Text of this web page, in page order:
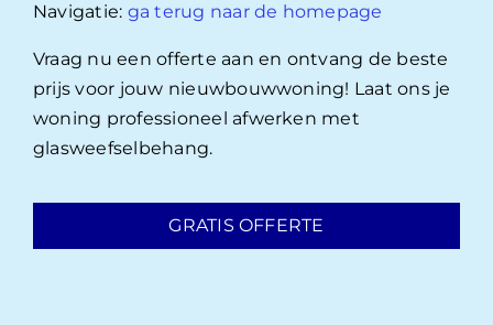
Navigatie: ga terug naar de homepage
Vraag nu een offerte aan en ontvang de beste
prijs voor jouw nieuwbouwwoning! Laat ons je
woning professioneel afwerken met
glasweefselbehang.
GRATIS OFFERTE